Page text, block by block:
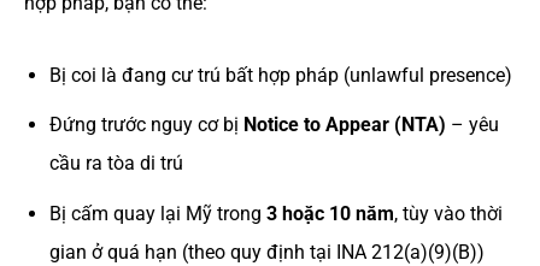
Bị coi là đang cư trú bất hợp pháp (unlawful presence)
Đứng trước nguy cơ bị Notice to Appear (NTA) – yêu
cầu ra tòa di trú
Bị cấm quay lại Mỹ trong 3 hoặc 10 năm, tùy vào thời
gian ở quá hạn (theo quy định tại INA 212(a)(9)(B))